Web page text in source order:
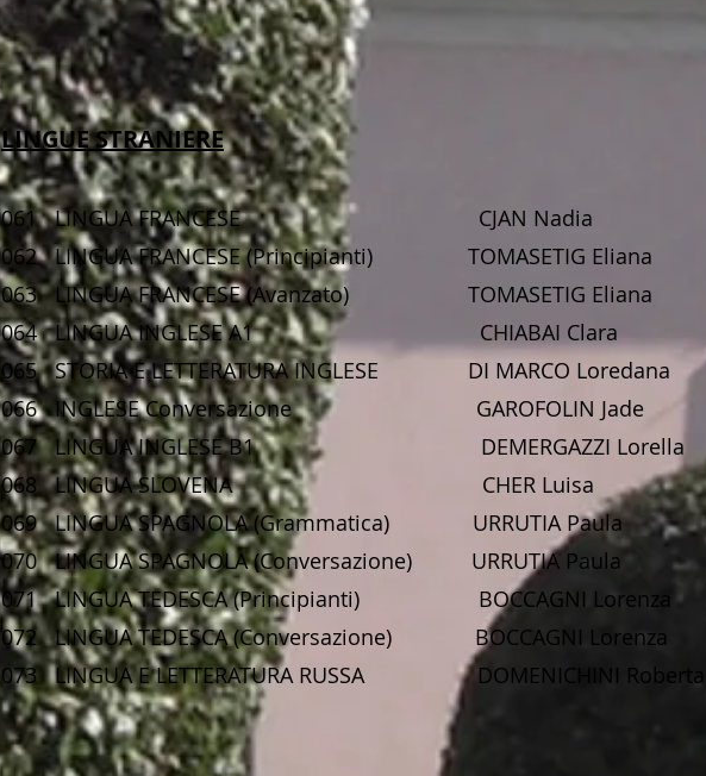
LINGUE STRANIERE
061 LINGUA FRANCESE CJAN Nadia
062 LINGUA FRANCESE (Principianti) TOMASETIG Eliana
063 LINGUA FRANCESE (Avanzato) TOMASETIG Eliana
064 LINGUA INGLESE A1 CHIABAI Clara
065 STORIA E LETTERATURA INGLESE DI MARCO Loredana
066 INGLESE Conversazione GAROFOLIN Jade
067 LINGUA INGLESE B1 DEMERGAZZI Lorella
068 LINGUA SLOVENA CHER Luisa
069 LINGUA SPAGNOLA (Grammatica) URRUTIA Paula
070 LINGUA SPAGNOLA (Conversazione) URRUTIA Paula
071 LINGUA TEDESCA (Principianti) BOCCAGNI Lorenza
072 LINGUA TEDESCA (Conversazione) BOCCAGNI Lorenza
073 LINGUA E LETTERATURA RUSSA DOMENICHINI Roberta